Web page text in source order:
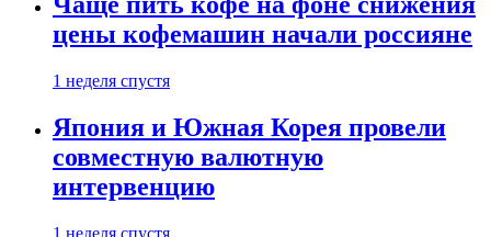
цены кофемашин начали россияне
1 неделя спустя
Япония и Южная Корея провели
совместную валютную
интервенцию
1 неделя спустя